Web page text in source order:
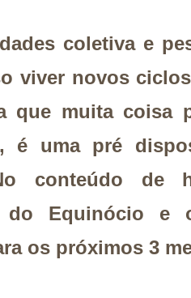
coletiva e
viver novos
que muita coisa
é uma pré
conteúdo
do Equinócio e
os próximos 3